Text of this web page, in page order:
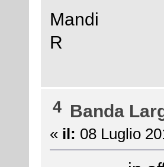
Mandi
R
4 Banda
« il: 08 Luglio